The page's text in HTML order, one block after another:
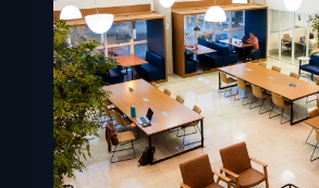
Campus Brasília -